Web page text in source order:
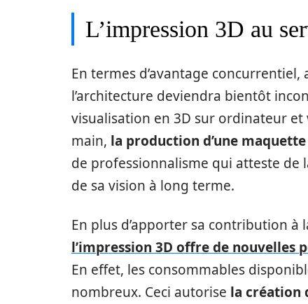
L’impression 3D au
En termes d’avantage
l’architecture deviendra bientôt
visualisation en 3D sur ordinateur
main, la production d’une
de professionnalisme qui atteste de
de sa vision à long terme.
En plus d’apporter sa contribution
l’impression 3D offre de nouvelles
En effet, les consommables
nombreux. Ceci autorise la création